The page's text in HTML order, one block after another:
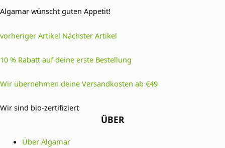
Algamar wünscht guten Appetit!
vorheriger Artikel Nächster Artikel
10 % Rabatt auf deine erste Bestellung
Wir übernehmen deine Versandkosten ab €49
Wir sind bio-zertifiziert
ÜBER
Über Algamar